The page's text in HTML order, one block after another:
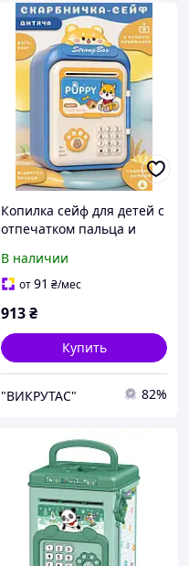
Копилка сейф для детей с
отпечатком пальца и
денег электронная от
батареек 14х10.5х24 см
В наличии
от91 ₴/мес
913₴
Купить
"ВИКРУТАС" 82%